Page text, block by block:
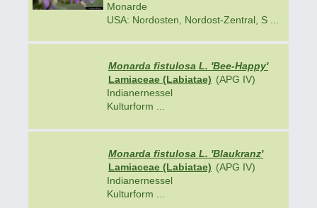
Monarde
USA: Nordosten, Nordost-Zentral, S ...
Monarda fistulosa L. 'Bee-Happy'
Lamiaceae (Labiatae) (APG IV)
Indianernessel
Kulturform ...
Monarda fistulosa L. 'Blaukranz'
Lamiaceae (Labiatae) (APG IV)
Indianernessel
Kulturform ...